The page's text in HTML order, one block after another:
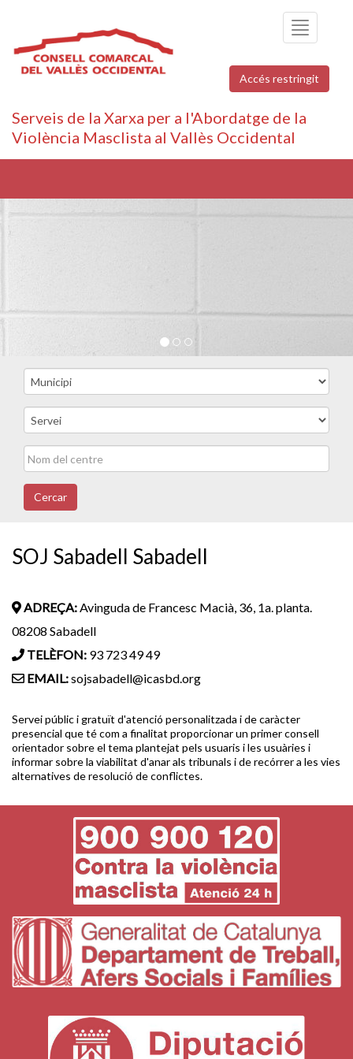
Toggle
navigation
Accés restringit
Serveis de la Xarxa per a l'Abordatge de la
Violència Masclista al Vallès Occidental
Cercar
SOJ Sabadell Sabadell
ADREÇA:Avinguda de Francesc Macià, 36, 1a. planta.
08208 Sabadell
TELÈFON: 93 723 49 49
EMAIL:sojsabadell@icasbd.org
Servei públic i gratuït d'atenció personalitzada i de caràcter
presencial que té com a finalitat proporcionar un primer consell
orientador sobre el tema plantejat pels usuaris i les usuàries i
informar sobre la viabilitat d'anar als tribunals i de recórrer a les vies
alternatives de resolució de conflictes.